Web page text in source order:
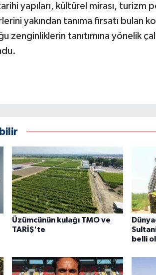
yapıları, kültürel mirası, turizm
yakından tanıma fırsatı bulan
zenginliklerin tanıtımına yönelik
Üzümcünün kulağı TMO ve
TARİŞ'te
belli